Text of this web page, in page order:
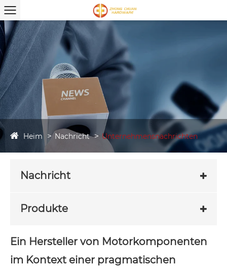
Heim Nachricht Unternehmensnachrichten
Nachricht
Produkte
Ein Hersteller von Motorkomponenten
im Kontext einer pragmatischen